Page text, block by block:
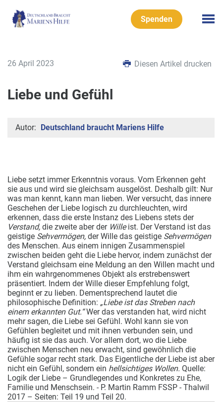
Spenden
26 April 2023 Diesen Artikel drucken
Liebe und Gefühl
Autor: Deutschland braucht Mariens Hilfe
Liebe setzt immer Erkenntnis voraus. Vom Erkennen geht
sie aus und wird sie gleichsam ausgelöst. Deshalb gilt: Nur
was man kennt, kann man lieben. Wer versucht, das innere
Geschehen der Liebe logisch zu durchleuchten, wird
erkennen, dass die erste Instanz des Liebens stets der
Verstand, die zweite aber der Willeist. Der Verstand ist das
geistige Sehvermögen, der Wille das geistige Sehvermögen
des Menschen. Aus einem innigen Zusammenspiel
zwischen beiden geht die Liebe hervor, indem zunächst der
Verstand gleichsam eine Meldung an den Willen macht und
ihm ein wahrgenommenes Objekt als erstrebenswert
präsentiert. Indem der Wille dieser Empfehlung folgt,
beginnt er zu lieben. Dementsprechend lautet die
philosophische Definition: „Liebe ist das Streben nach
einem erkannten Gut.“Wer das verstanden hat, wird nicht
mehr sagen, die Liebe sei Gefühl. Wohl kann sie von
Gefühlen begleitet und mit ihnen verbunden sein, und
häufig ist sie das auch. Vor allem dort, wo die Liebe
zwischen Menschen neu erwacht, sind gewöhnlich die
Gefühle sogar recht stark. Das Eigentliche der Liebe ist aber
nicht ein Gefühl, sondern ein hellsichtiges Wollen. Quelle:
Logik der Liebe – Grundlegendes und Konkretes zu Ehe,
Familie und Menschsein. - P. Martin Ramm FSSP - Thalwil
2017 – Seiten: Teil 19 und Teil 20.